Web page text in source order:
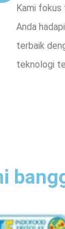
Kami fokus
Anda
terbaik
teknologi